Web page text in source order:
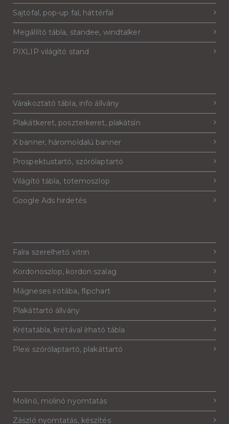
Sajtófal, pop-up fal, háttérfal
Megállító tábla, standee, windtalker
PIXLIP világító stand
Várakoztató tábla, info állvány
Plakátkeret, poszterkeret, plakátsín
X banner, háromoldalú banner
Prospektustartó, szórólaptartó
Világító tábla, totemoszlop
Google Ads hirdetés
Falra szerelhető vitrin
Kordonoszlop, kordon szalag
Mágneses írótába, flipchart
Plakáttartó állvány
Krétatábla, krétával írható tábla
Plexi szórólaptartó, plakáttartó
Molinó, molinó nyomtatás
Zászló nyomtatás, készítés